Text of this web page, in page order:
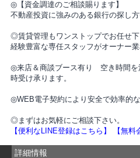
◎【資金調達のご相談賜ります】
不動産投資に強みのある銀行の探し
◎賃貸管理もワンストップでお任せ下
経験豊富な専任スタッフがオーナー業
◎来店＆商談ブース有り 空き時間を
時受け承ります。
◎WEB電子契約により安全で効率的な
◎まずはお気軽にご相談下さい。
【便利なLINE登録はこちら】
【無料
詳細情報